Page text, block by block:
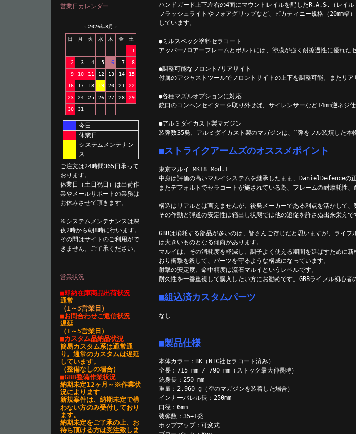
営業日カレンダー
2026年8月
日 月 火 水 木 金 土
1
2 3 4 5 6 7 8
9 10 11 12 13 14 15
16 17 18 19 20 21 22
23 24 25 26 27 28 29
30 31
今日
休業日
システムメンテナン
ス
ご注文は24時間365日承って
おります。
休業日（土日祝日）は出荷作
業やメールサポートの業務は
お休みさせて頂きます。
※システムメンテナンスは深
夜2時から朝8時に行います。
その間はサイトのご利用がで
きません。ご了承ください。
営業状況
■即納在庫商品出荷状況
通常
（1～3営業日 ）
■お問合わせご返信状況
遅延
（1～5営業日）
■カスタム品納品状況
簡易カスタム系は通常通
り。通常のカスタムは遅延
しています。
（整備なしの場合）
■GBB整備作業状況
納期未定12ヶ月～※作業状
況によります
新規案件は、納期未定で構
わない方のみ受付しており
ます。
納期未定をご了承の上、お
待ち頂ける方は受注致しま
ハンドガード上下左右の4面にマウントレイルを配したR.A.S.（レイル
フラッシュライトやフォアグリップなど、ピカティニー規格（20mm
しています。
●ミルスペック塗料セラコート
アッパー/ロアーフレームとボルトには、塗膜が強く耐擦過性に優れた
●調整可能なフロント/リアサイト
付属のアジャストツールでフロントサイトの上下を調整可能。またリ
●各種マズルオプションに対応
銃口のコンペンセイターを取り外せば、サイレンサーなど14mm逆ネジ
●アルミダイカスト製マガジン
装弾数35発、アルミダイカスト製のマガジンは、“弾をフル装填した本
■ストライクアームズのオススメポイント
東京マルイ MK18 Mod.1
中身は評価の高いマルイシステムを継承したまま、DanielDefenceの
またデフォルトでセラコートが施されている為、フレームの耐摩耗性、
構造はリアルとは言えませんが、後発メーカーである利点を活かして
その作動と弾道の安定性は箱出し状態では他の追従を許さぬ出来栄えで
GBBは消耗する部品が多いのは、皆さんご存じだと思いますが、ライ
は大きいものとなる傾向があります。
マルイは、その消耗度を軽減し、調子よく使える期間を延ばすために
おり衝撃を殺して、パーツを守るような構成になっています。
射撃の安定度、命中精度は流石マルイというレベルです。
耐久性を一番重視して購入したい方にお勧めです。GBBライフル初心者
■組込済カスタムパーツ
なし
■製品仕様
本体カラー：BK（NIC社セラコート済み）
全長：715 mm / 790 mm（ストック最大伸長時）
銃身長：250 mm
重量：2,960 g（空のマガジンを装着した場合）
インナーバレル長：250mm
口径：6mm
装弾数：35+1発
ホップアップ：可変式